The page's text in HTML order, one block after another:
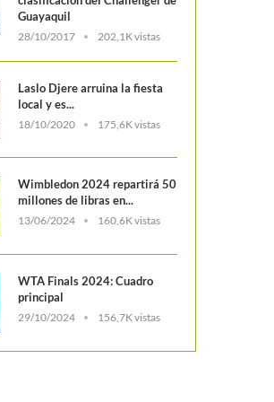
Guayaquil
28/10/2017 202,1K vistas
Laslo Djere arruina la fiesta
local y es...
18/10/2020 175,6K vistas
Wimbledon 2024 repartirá 50
millones de libras en...
13/06/2024 160,6K vistas
WTA Finals 2024: Cuadro
principal
29/10/2024 156,7K vistas